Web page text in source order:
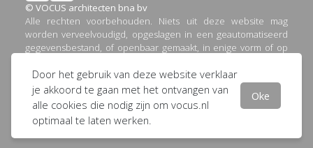
Door het gebruik van deze website verklaar
je akkoord te gaan met het ontvangen van
alle cookies die nodig zijn om vocus.nl
optimaal te laten werken.
Oke
© VOCUS architecten bna bv
Alle rechten voorbehouden. Niets uit deze website mag
worden verveelvoudigd, opgeslagen in een geautomatiseerd
gegevensbestand, of openbaar gemaakt, in enige vorm of op
kopieën, of op welke andere manier dan ook, zonder
voorafgaande schriftelijke toestemming van VOCUS
architecten bna bv.